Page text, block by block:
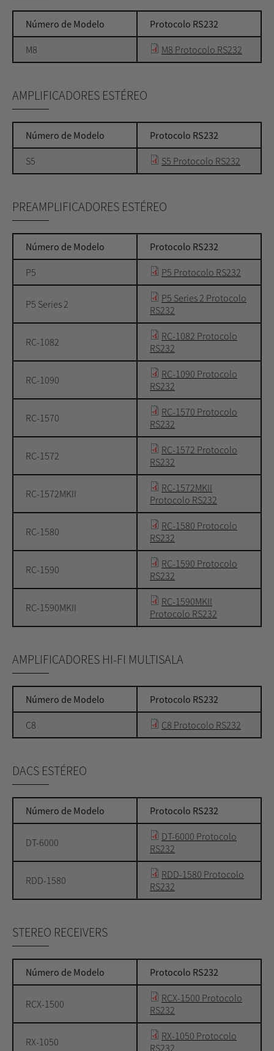
Número de Modelo Protocolo RS232
M8 M8 Protocolo RS232
AMPLIFICADORES ESTÉREO
Número de Modelo Protocolo RS232
S5 S5 Protocolo RS232
PREAMPLIFICADORES ESTÉREO
Número de Modelo Protocolo RS232
P5 P5 Protocolo RS232
P5 Series 2
P5 Series 2 Protocolo
RS232
RC-1082
RC-1082 Protocolo
RS232
RC-1090
RC-1090 Protocolo
RS232
RC-1570
RC-1570 Protocolo
RS232
RC-1572
RC-1572 Protocolo
RS232
RC-1572MKII
RC-1572MKII
Protocolo RS232
RC-1580
RC-1580 Protocolo
RS232
RC-1590
RC-1590 Protocolo
RS232
RC-1590MKII
RC-1590MKII
Protocolo RS232
AMPLIFICADORES HI-FI MULTISALA
Número de Modelo Protocolo RS232
C8 C8 Protocolo RS232
DACS ESTÉREO
Número de Modelo Protocolo RS232
DT-6000
DT-6000 Protocolo
RS232
RDD-1580
RDD-1580 Protocolo
RS232
STEREO RECEIVERS
Número de Modelo Protocolo RS232
RCX-1500
RCX-1500 Protocolo
RS232
RX-1050
RX-1050 Protocolo
RS232